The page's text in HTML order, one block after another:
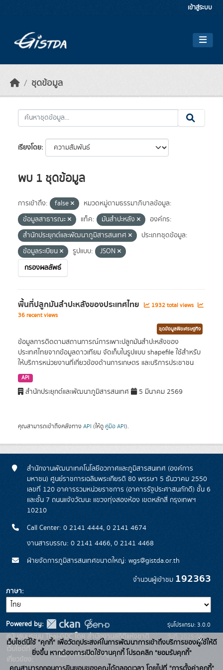
เข้าสู่ระบบ
ชุดข้อมูล
เรียงโดย
พบ 1 ชุดข้อมูล
การเข้าถึง: false
หมวดหมู่ตามธรรมาภิบาลข้อมูล:
ข้อมูลสาธารณะ
แท็ค: มันสำปะหลัง
องค์กร:
สำนักประยุกต์และพัฒนาภูมิสารสนเทศ
ประเภทชุดข้อมูล:
ข้อมูลระเบียน
รูปแบบ:
JSON
กรองผลลัพธ์
พื้นที่ปลูกมันสำปะหลังของประเทศไทย
1932 total views
36 recent views
ชุดข้อมูลพืชเศรษฐกิจ
ข้อมูลการติดตามสถานการณ์การเพาะปลูกมันสำปะหลังของ
ประเทศไทยจากข้อมูลดาวเทียม จัดเก็บในรูปแบบ shapefile ใช้สำหรับ
ให้บริการหน่วยงานที่เกี่ยวข้องด้านการเกษตร และบริการประชาชน
API
สำนักประยุกต์และพัฒนาภูมิสารสนเทศ 5 มีนาคม 2569
คุณสามารถเข้าถึงคลังทาง API (ให้ดู คู่มือ API).
สำนักงานพัฒนาเทคโนโลยีอวกาศและภูมิสารสนเทศ (องค์การ
มหาชน) ศูนย์ราชการเฉลิมพระเกียรติ 80 พรรษา 5 ธันวาคม 2550
เลขที่ 120 อาคารรวมหน่วยราชการ (อาคารรัฐประศาสนภักดี) ชั้น 6
และชั้น 7 ถนนแจ้งวัฒนะ แขวงทุ่งสองห้อง เขตหลักสี่ กรุงเทพฯ
10210
Call Center: 0 2141 4444, 0 2141 4674
งานสารบรรณ: 0 2141 4466, 0 2141 4468
ฝ่ายจัดการภูมิสารสนเทศขนาดใหญ่: wgs@gistda.or.th
จำนวนผู้เข้าชม 192363
ภาษา
Powered by:
สนับสนุนระบบ Thai-GDC โดย สำนักงานสถิติแห่งชาติ
เว็บไซต์ที่
เกี่ยวข้อง:
ระบบบัญชีข้อมูลภาครัฐ
รุ่นโปรแกรม: 3.0.0
วันที่: 2025-06-
26
เว็บไซต์นี้ใช้ "คุกกี้" เพื่อวัตถุประสงค์ในการพัฒนาการเข้าถึงบริการของผู้ใช้ให้ดี
ยิ่งขึ้น หากต้องการเปิดใช้งานคุกกี้ โปรดคลิก "ยอมรับคุกกี้"
x